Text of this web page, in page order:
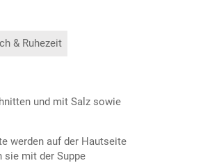
& Ruhezeit
und mit Salz sowie
werden auf der Hautseite
sie mit der Suppe